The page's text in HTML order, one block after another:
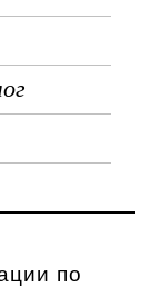
по